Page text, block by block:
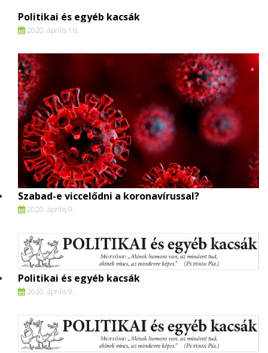
Politikai és egyéb kacsák
2020. április 16.
Szabad-e viccelődni a koronavírussal?
2020. április 9.
Politikai és egyéb kacsák
2020. április 9.